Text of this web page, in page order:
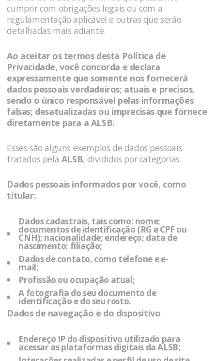
cumprir com obrigações legais ou com a
regulamentação aplicável e outras que serão
detalhadas mais adiante.
Ao aceitar os termos desta Política de
Privacidade, você concorda e declara
expressamente que somente nos fornecerá
dados pessoais verdadeiros; atuais e precisos,
sendo o único responsável pelas informações
falsas; desatualizadas ou imprecisas que fornece
diretamente para a ALSB.
Esses são alguns exemplos de dados pessoais
tratados pela ALSB, divididos por categorias:
Dados pessoais informados por você, como
titular:
Dados cadastrais, tais como: nome;
documentos de identificação (RG e CPF ou
CNH); nacionalidade; endereço; data de
nascimento; filiação;
Dados de contato, como telefone e e-
mail;
Profissão ou ocupação atual;
A fotografia do seu documento de
identificação e do seu rosto.
Dados de navegação e do dispositivo
Endereço IP do dispositivo utilizado para
acessar as plataformas digitais daALSB;